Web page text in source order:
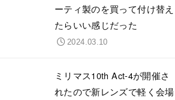
ーティ製のを買って付け替え
たらいい感じだった
2024.03.10
ミリマス10th Act-4が開催さ
れたので新レンズで軽く会場